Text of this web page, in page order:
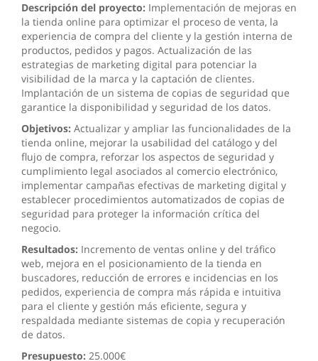
Descripción del proyecto: Implementación de mejoras en
la tienda online para optimizar el proceso de venta, la
experiencia de compra del cliente y la gestión interna de
productos, pedidos y pagos. Actualización de las
estrategias de marketing digital para potenciar la
visibilidad de la marca y la captación de clientes.
Implantación de un sistema de copias de seguridad que
garantice la disponibilidad y seguridad de los datos.
Objetivos: Actualizar y ampliar las funcionalidades de la
tienda online, mejorar la usabilidad del catálogo y del
flujo de compra, reforzar los aspectos de seguridad y
cumplimiento legal asociados al comercio electrónico,
implementar campañas efectivas de marketing digital y
establecer procedimientos automatizados de copias de
seguridad para proteger la información crítica del
negocio.
Resultados: Incremento de ventas online y del tráfico
web, mejora en el posicionamiento de la tienda en
buscadores, reducción de errores e incidencias en los
pedidos, experiencia de compra más rápida e intuitiva
para el cliente y gestión más eficiente, segura y
respaldada mediante sistemas de copia y recuperación
de datos.
Presupuesto: 25.000€